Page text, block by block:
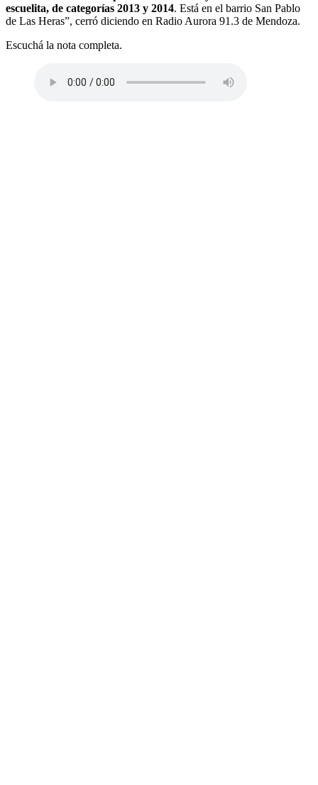
escuelita, de categorías 2013 y 2014. Está en el barrio San Pablo
de Las Heras”, cerró diciendo en Radio Aurora 91.3 de Mendoza.
Escuchá la nota completa.